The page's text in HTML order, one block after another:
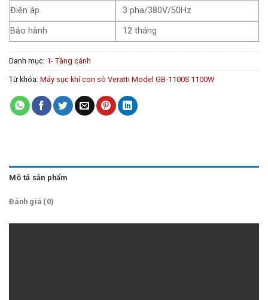
Điện áp
3 pha/380V/50Hz
Bảo hành
12 tháng
Danh mục: 1- Tầng cánh
Từ khóa: Máy sục khí con sò Veratti Model GB-1100S 1100W
Mô tả sản phẩm
Đánh giá (0)